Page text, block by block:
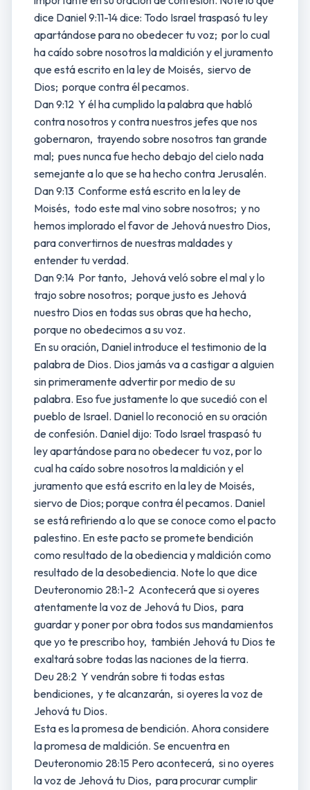
dice Daniel 9:11-14 dice: Todo Israel traspasó tu ley
apartándose para no obedecer tu voz; por lo cual
ha caído sobre nosotros la maldición y el juramento
que está escrito en la ley de Moisés, siervo de
Dios; porque contra él pecamos.
Dan 9:12 Y él ha cumplido la palabra que habló
contra nosotros y contra nuestros jefes que nos
gobernaron, trayendo sobre nosotros tan grande
mal; pues nunca fue hecho debajo del cielo nada
semejante a lo que se ha hecho contra Jerusalén.
Dan 9:13 Conforme está escrito en la ley de
Moisés, todo este mal vino sobre nosotros; y no
hemos implorado el favor de Jehová nuestro Dios,
para convertirnos de nuestras maldades y
entender tu verdad.
Dan 9:14 Por tanto, Jehová veló sobre el mal y lo
trajo sobre nosotros; porque justo es Jehová
nuestro Dios en todas sus obras que ha hecho,
porque no obedecimos a su voz.
En su oración, Daniel introduce el testimonio de la
palabra de Dios. Dios jamás va a castigar a alguien
sin primeramente advertir por medio de su
palabra. Eso fue justamente lo que sucedió con el
pueblo de Israel. Daniel lo reconoció en su oración
de confesión. Daniel dijo: Todo Israel traspasó tu
ley apartándose para no obedecer tu voz, por lo
cual ha caído sobre nosotros la maldición y el
juramento que está escrito en la ley de Moisés,
siervo de Dios; porque contra él pecamos. Daniel
se está refiriendo a lo que se conoce como el pacto
palestino. En este pacto se promete bendición
como resultado de la obediencia y maldición como
resultado de la desobediencia. Note lo que dice
Deuteronomio 28:1-2 Acontecerá que si oyeres
atentamente la voz de Jehová tu Dios, para
guardar y poner por obra todos sus mandamientos
que yo te prescribo hoy, también Jehová tu Dios te
exaltará sobre todas las naciones de la tierra.
Deu 28:2 Y vendrán sobre ti todas estas
bendiciones, y te alcanzarán, si oyeres la voz de
Jehová tu Dios.
Esta es la promesa de bendición. Ahora considere
la promesa de maldición. Se encuentra en
Deuteronomio 28:15 Pero acontecerá, si no oyeres
la voz de Jehová tu Dios, para procurar cumplir